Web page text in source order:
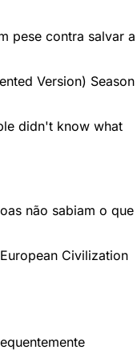
pese contra salvar a
Version) Season
didn't know what
não sabiam o que
Civilization